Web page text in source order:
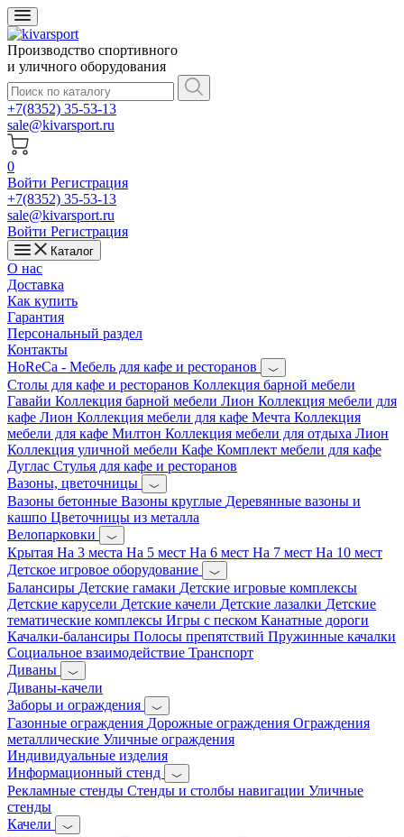
Производство спортивного
и уличного оборудования
+7(8352) 35-53-13
sale@kivarsport.ru
0
Войти Регистрация
+7(8352) 35-53-13
sale@kivarsport.ru
Войти Регистрация
Каталог
О нас
Доставка
Как купить
Гарантия
Персональный раздел
Контакты
HoReCa - Мебель для кафе и ресторанов
Cтолы для кафе и ресторанов Коллекция барной мебели
Гавайи Коллекция барной мебели Лион Коллекция мебели для
кафе Лион Коллекция мебели для кафе Мечта Коллекция
мебели для кафе Милтон Коллекция мебели для отдыха Лион
Коллекция уличной мебели Кафе Комплект мебели для кафе
Дуглас Стулья для кафе и ресторанов
Вазоны, цветочницы
Вазоны бетонные Вазоны круглые Деревянные вазоны и
кашпо Цветочницы из металла
Велопарковки
Крытая На 3 места На 5 мест На 6 мест На 7 мест На 10 мест
Детское игровое оборудование
Балансиры Детские гамаки Детские игровые комплексы
Детские карусели Детские качели Детские лазалки Детские
тематические комплексы Игры с песком Канатные дороги
Качалки-балансиры Полосы препятствий Пружинные качалки
Социальное взаимодействие Транспорт
Диваны
Диваны-качели
Заборы и ограждения
Газонные ограждения Дорожные ограждения Ограждения
металлические Уличные ограждения
Индивидуальные изделия
Информационный стенд
Рекламные стенды Стенды и столбы навигации Уличные
стенды
Качели